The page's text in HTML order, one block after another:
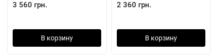
3 560 грн.
В корзину
2 360 грн.
В корзину